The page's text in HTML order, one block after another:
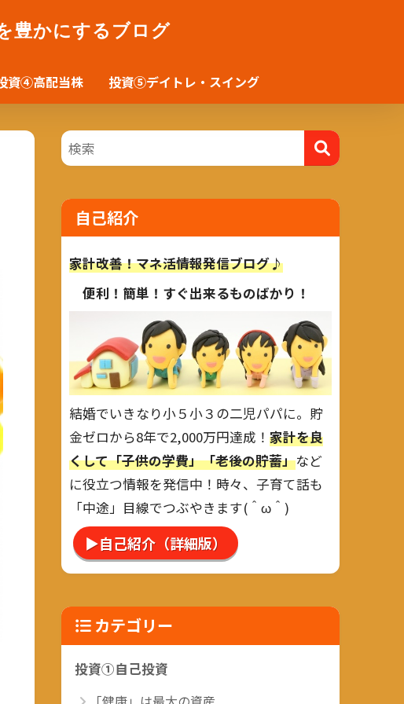
豊かにするブログ
資④高配当株 投資⑤デイトレ・スイング
自己紹介
家計改善！マネ活情報発信ブログ♪
便利！簡単！すぐ出来るものばかり！
結婚でいきなり小５小３の二児パパに。貯
金ゼロから8年で2,000万円達成！ 家計を良
くして「子供の学費」「老後の貯蓄」など
に役立つ情報を発信中！時々、子育て話も
「中途」目線でつぶやきます(＾ω＾)
▶自己紹介（詳細版）
カテゴリー
投資①自己投資